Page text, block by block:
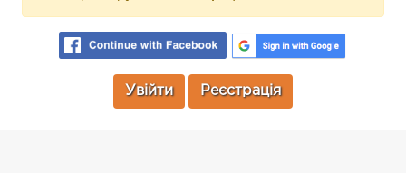
Увійти Реєстрація